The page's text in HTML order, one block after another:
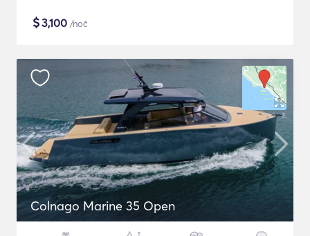
$3,100 /noč
Colnago Marine 35 Open